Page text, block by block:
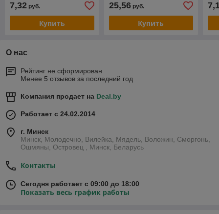
7,32 руб.
Купить
25,56руб.
Купить
О нас
Рейтинг не сформирован
Менее 5 отзывов за последний год
Компания продает на Deal.by
Работает с 24.02.2014
г. Минск
Минск, Молодечно, Вилейка, Мядель, Воложин, Сморгонь,
Ошмяны, Островец , Минск, Беларусь
Контакты
Сегодня работает с 09:00 до 18:00
Показать весь график работы